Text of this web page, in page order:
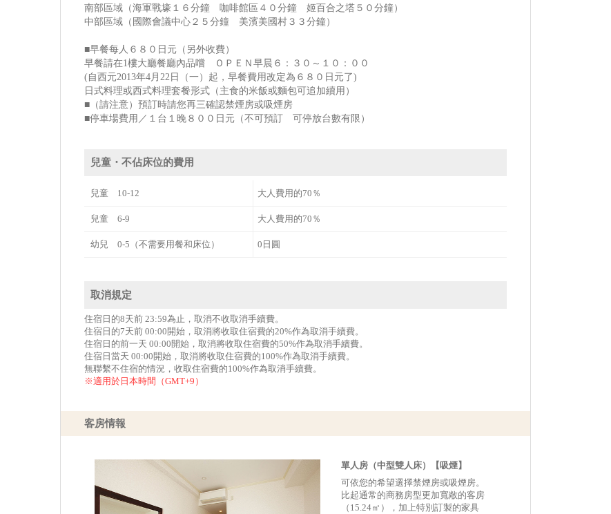
南部區域（海軍戰壕１６分鐘 咖啡館區４０分鐘 姬百合之塔５０分鐘）
中部區域（國際會議中心２５分鐘 美濱美國村３３分鐘）
■早餐每人６８０日元（另外收費）
早餐請在1樓大廳餐廳內品嚐 ＯＰＥＮ早晨６：３０～１０：００
(自西元2013年4月22日（一）起，早餐費用改定為６８０日元了)
日式料理或西式料理套餐形式（主食的米飯或麵包可追加續用）
■（請注意）預訂時請您再三確認禁煙房或吸煙房
■停車場費用／１台１晚８００日元（不可預訂 可停放台數有限）
兒童・不佔床位的費用
兒童 10-12 大人費用的70％
兒童 6-9 大人費用的70％
幼兒 0-5（不需要用餐和床位） 0日圓
取消規定
住宿日的8天前 23:59為止，取消不收取消手續費。
住宿日的7天前 00:00開始，取消將收取住宿費的20%作為取消手續費。
住宿日的前一天 00:00開始，取消將收取住宿費的50%作為取消手續費。
住宿日當天 00:00開始，取消將收取住宿費的100%作為取消手續費。
無聯繫不住宿的情況，收取住宿費的100%作為取消手續費。
※適用於日本時間（GMT+9）
客房情報
單人房（中型雙人床）【吸煙】
可依您的希望選擇禁煙房或吸煙房。
比起通常的商務房型更加寬敞的客房
（15.24㎡），加上特別訂製的家具